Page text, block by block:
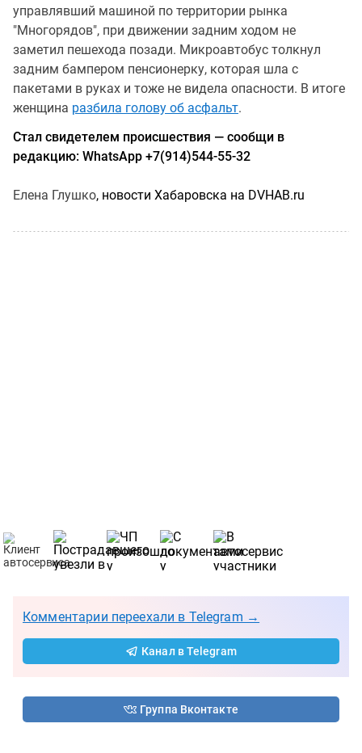
управлявший машиной по территории рынка
"Многорядов", при движении задним ходом не
заметил пешехода позади. Микроавтобус толкнул
задним бампером пенсионерку, которая шла с
пакетами в руках и тоже не видела опасности. В итоге
женщина разбила голову об асфальт.
Стал свидетелем происшествия — сообщи в
редакцию: WhatsApp +7(914)544-55-32
Елена Глушко, новости Хабаровска на DVHAB.ru
Комментарии переехали в Telegram →
Канал в Telegram
Группа Вконтакте